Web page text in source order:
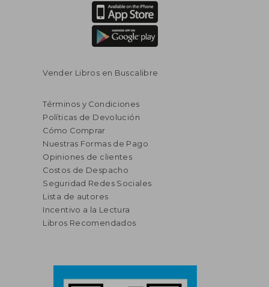
Vender Libros en Buscalibre
Términos y Condiciones
Políticas de Devolución
Cómo Comprar
Nuestras Formas de Pago
Opiniones de clientes
Costos de Despacho
Seguridad Redes Sociales
Lista de autores
Incentivo a la Lectura
Libros Recomendados